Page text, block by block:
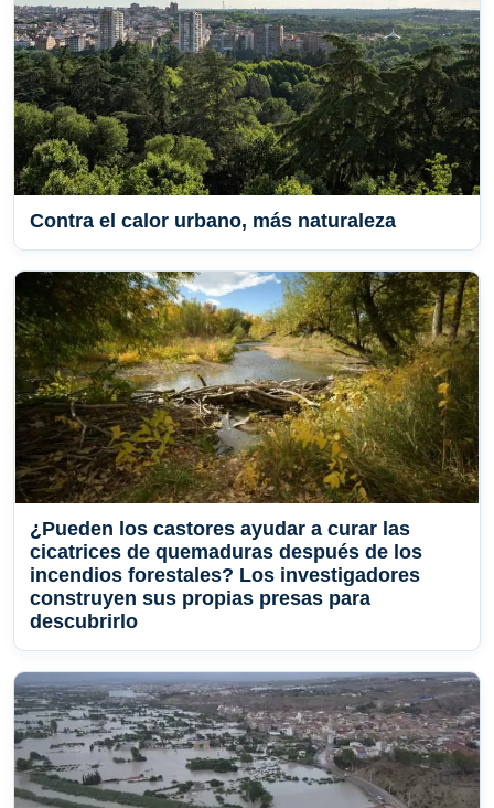
Contra el calor urbano, más naturaleza
¿Pueden los castores ayudar a curar las
cicatrices de quemaduras después de los
incendios forestales? Los investigadores
construyen sus propias presas para
descubrirlo